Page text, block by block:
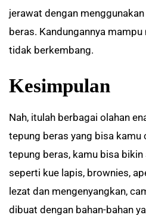
jerawat dengan
beras. Kandungannya
tidak berkembang.
Kesimpulan
Nah, itulah berbagai olahan
tepung beras yang bisa kamu
tepung beras, kamu bisa bikin
seperti kue lapis, brownies,
lezat dan mengenyangkan,
dibuat dengan bahan-bahan